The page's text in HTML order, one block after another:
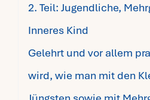
2. Teil: Jugendliche,
Inneres Kind
Gelehrt und vor allem
wird, wie man mit den